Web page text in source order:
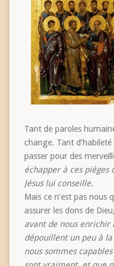
Tant de paroles
change. Tant
passer pour des
échapper à ces pièges
Jésus lui conseille.
Mais ce n’est pas nous
assurer les dons de Dieu,
avant de nous enrichir
dépouillent un peu à
nous sommes